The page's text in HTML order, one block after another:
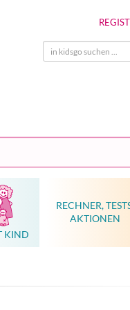
KIND
RECHNER,
AKTIONEN